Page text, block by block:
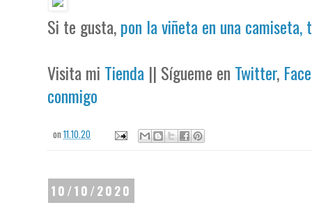
Si te gusta,pon la viñeta en una camiseta,
Visita mi Tienda || Sígueme en Twitter,
conmigo
on11.10.20
10/10/2020